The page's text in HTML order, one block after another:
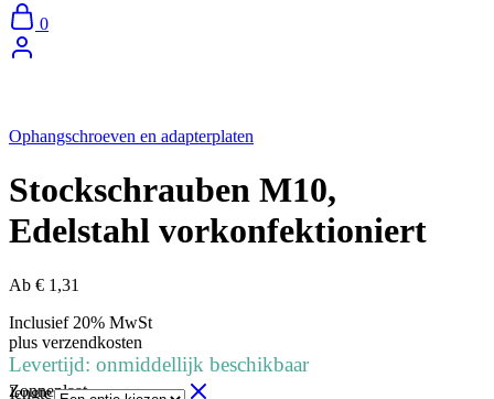
Zonneplaat
0
Ophangschroeven en adapterplaten
Stockschrauben M10,
Edelstahl vorkonfektioniert
Ab € 1,31
Inclusief 20% MwSt
plus verzendkosten
Levertijd: onmiddellijk beschikbaar
lengte